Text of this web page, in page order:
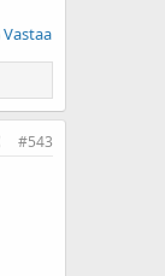
Vastaa
#543